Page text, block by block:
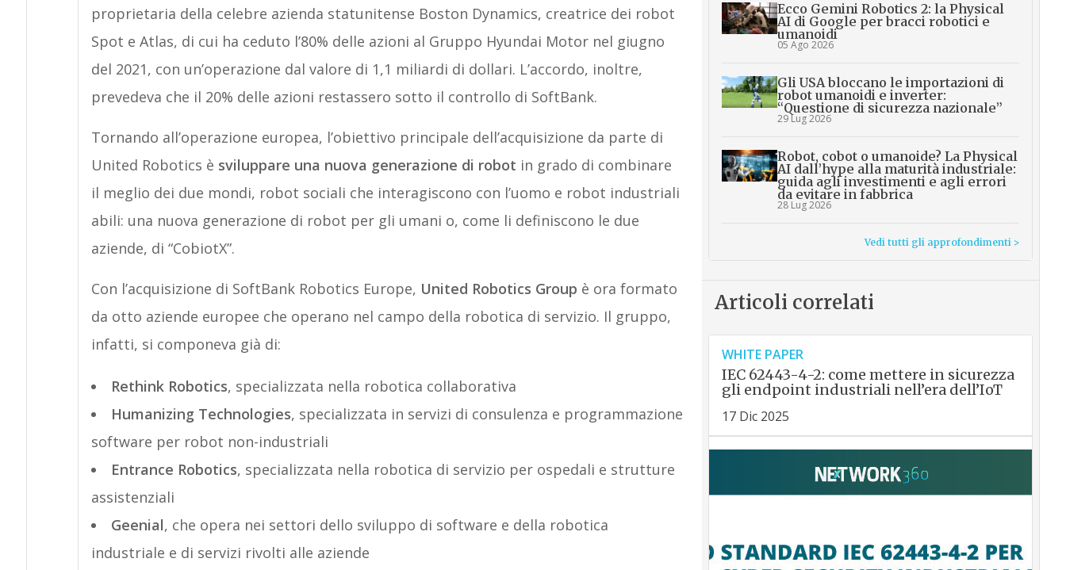
proprietaria della celebre azienda statunitense Boston Dynamics, creatrice dei robot
Spot e Atlas, di cui ha ceduto l’80% delle azioni al Gruppo Hyundai Motor nel giugno
del 2021, con un’operazione dal valore di 1,1 miliardi di dollari. L’accordo, inoltre,
prevedeva che il 20% delle azioni restassero sotto il controllo di SoftBank.
Tornando all’operazione europea, l’obiettivo principale dell’acquisizione da parte di
United Robotics è sviluppare una nuova generazione di robot in grado di combinare
il meglio dei due mondi, robot sociali che interagiscono con l’uomo e robot industriali
abili: una nuova generazione di robot per gli umani o, come li definiscono le due
aziende, di “CobiotX”.
Con l’acquisizione di SoftBank Robotics Europe, United Robotics Group è ora formato
da otto aziende europee che operano nel campo della robotica di servizio. Il gruppo,
infatti, si componeva già di:
Rethink Robotics, specializzata nella robotica collaborativa
Humanizing Technologies, specializzata in servizi di consulenza e programmazione
software per robot non-industriali
Entrance Robotics, specializzata nella robotica di servizio per ospedali e strutture
assistenziali
Geenial, che opera nei settori dello sviluppo di software e della robotica
industriale e di servizi rivolti alle aziende
Ecco Gemini Robotics 2: la Physical
AI di Google per bracci robotici e
umanoidi
05 Ago 2026
Gli USA bloccano le importazioni di
robot umanoidi e inverter:
“Questione di sicurezza nazionale”
29 Lug 2026
Robot, cobot o umanoide? La Physical
AI dall’hype alla maturità industriale:
guida agli investimenti e agli errori
da evitare in fabbrica
28 Lug 2026
Vedi tutti gli approfondimenti >
Articoli correlati
WHITE PAPER
IEC 62443-4-2: come mettere in sicurezza
gli endpoint industriali nell’era dell’IoT
17 Dic 2025